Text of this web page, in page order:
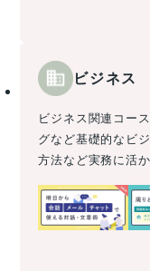
ビジネス
ビジネス関連コー
グなど基礎的なビ
方法など実務に活